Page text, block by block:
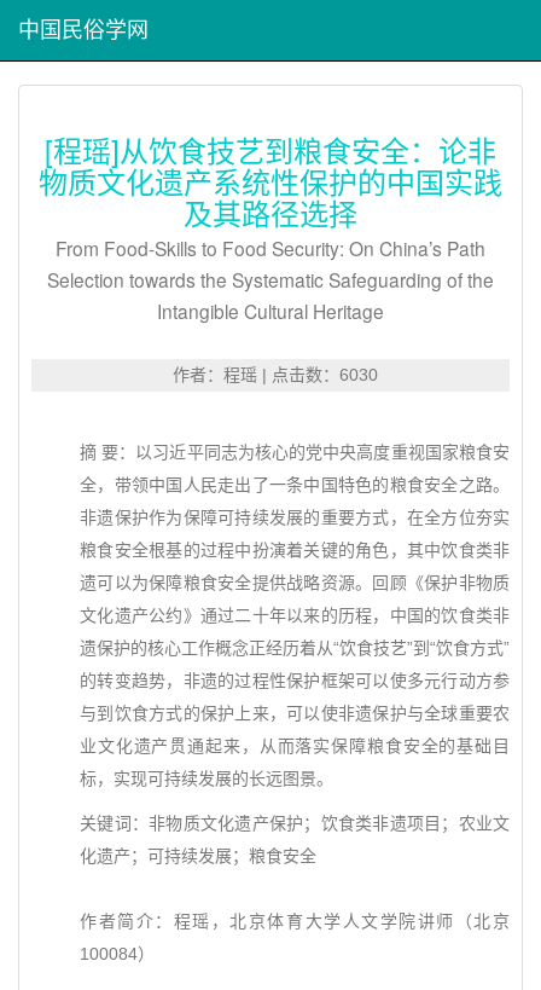
中国民俗学网
[程瑶]从饮食技艺到粮食安全：论非
物质文化遗产系统性保护的中国实践
及其路径选择
From Food-Skills to Food Security: On China’s Path
Selection towards the Systematic Safeguarding of the
Intangible Cultural Heritage
作者：程瑶 | 点击数：6030
摘 要：以习近平同志为核心的党中央高度重视国家粮食安
全，带领中国人民走出了一条中国特色的粮食安全之路。
非遗保护作为保障可持续发展的重要方式，在全方位夯实
粮食安全根基的过程中扮演着关键的角色，其中饮食类非
遗可以为保障粮食安全提供战略资源。回顾《保护非物质
文化遗产公约》通过二十年以来的历程，中国的饮食类非
遗保护的核心工作概念正经历着从“饮食技艺”到“饮食方式”
的转变趋势，非遗的过程性保护框架可以使多元行动方参
与到饮食方式的保护上来，可以使非遗保护与全球重要农
业文化遗产贯通起来，从而落实保障粮食安全的基础目
标，实现可持续发展的长远图景。
关键词：非物质文化遗产保护；饮食类非遗项目；农业文
化遗产；可持续发展；粮食安全
作者简介：程瑶，北京体育大学人文学院讲师（北京
100084）